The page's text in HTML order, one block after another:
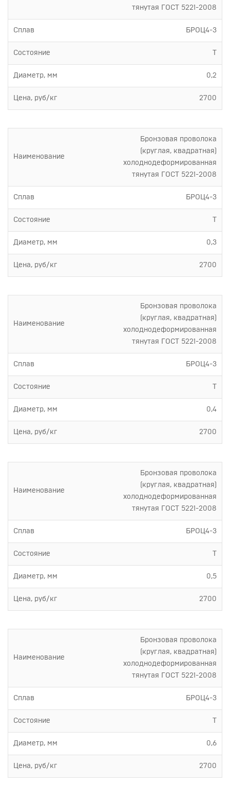
тянутая ГОСТ 5221-2008
Сплав БРОЦ4-3
Состояние
Диаметр, мм 0,2
Цена, руб/кг 2700
Наименование
Бронзовая проволока
(круглая, квадратная)
холоднодеформированная
тянутая ГОСТ 5221-2008
Сплав БРОЦ4-3
Состояние
Диаметр, мм 0,3
Цена, руб/кг 2700
Наименование
Бронзовая проволока
(круглая, квадратная)
холоднодеформированная
тянутая ГОСТ 5221-2008
Сплав БРОЦ4-3
Состояние
Диаметр, мм 0,4
Цена, руб/кг 2700
Наименование
Бронзовая проволока
(круглая, квадратная)
холоднодеформированная
тянутая ГОСТ 5221-2008
Сплав БРОЦ4-3
Состояние
Диаметр, мм 0,5
Цена, руб/кг 2700
Наименование
Бронзовая проволока
(круглая, квадратная)
холоднодеформированная
тянутая ГОСТ 5221-2008
Сплав БРОЦ4-3
Состояние
Диаметр, мм 0,6
Цена, руб/кг 2700